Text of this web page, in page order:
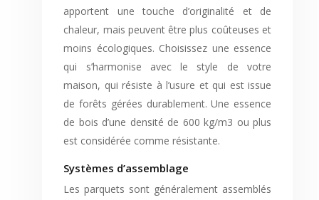
apportent une touche d’originalité et de
chaleur, mais peuvent être plus coûteuses et
moins écologiques. Choisissez une essence
qui s’harmonise avec le style de votre
maison, qui résiste à l’usure et qui est issue
de forêts gérées durablement. Une essence
de bois d’une densité de 600 kg/m3 ou plus
est considérée comme résistante.
Systèmes d’assemblage
Les parquets sont généralement assemblés